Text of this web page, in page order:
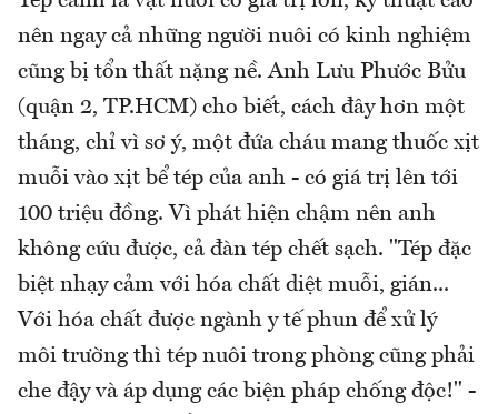
nên ngay cả những người nuôi có kinh nghiệm
cũng bị tổn thất nặng nề. Anh Lưu Phước Bửu
(quận 2, TP.HCM) cho biết, cách đây hơn một
tháng, chỉ vì sơ ý, một đứa cháu mang thuốc xịt
muỗi vào xịt bể tép của anh - có giá trị lên tới
100 triệu đồng. Vì phát hiện chậm nên anh
không cứu được, cả đàn tép chết sạch. "Tép đặc
biệt nhạy cảm với hóa chất diệt muỗi, gián...
Với hóa chất được ngành y tế phun để xử lý
môi trường thì tép nuôi trong phòng cũng phải
che đậy và áp dụng các biện pháp chống độc!" -